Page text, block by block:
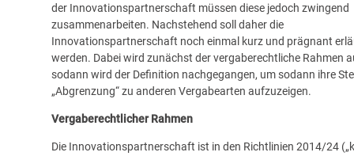
der Innovationspartnerschaft müssen diese jedoch zwingend
zusammenarbeiten. Nachstehend soll daher die
Innovationspartnerschaft noch einmal kurz und prägnant
werden. Dabei wird zunächst der vergaberechtliche Rahmen
sodann wird der Definition nachgegangen, um sodann ihre
„Abgrenzung“ zu anderen Vergabearten aufzuzeigen.
Vergaberechtlicher Rahmen
Die Innovationspartnerschaft ist in den Richtlinien 2014/24